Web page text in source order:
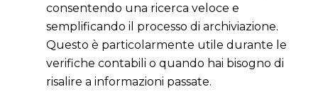
consentendo una ricerca veloce e
semplificando il processo di archiviazione.
Questo è particolarmente utile durante le
verifiche contabili o quando hai bisogno di
risalire a informazioni passate.